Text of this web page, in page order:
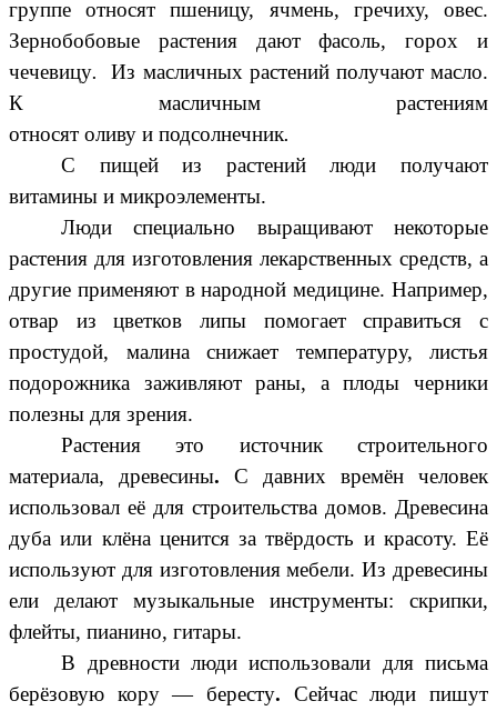
группе относят пшеницу, ячмень, гречиху, овес.
Зернобобовые растения дают фасоль, горох и
чечевицу. Из масличных растений получают масло.
К масличным растениям
относят оливу и подсолнечник.
С пищей из растений люди получают
витамины и микроэлементы.
Люди специально выращивают некоторые
растения для изготовления лекарственных средств, а
другие применяют в народной медицине. Например,
отвар из цветков липы помогает справиться с
простудой, малина снижает температуру, листья
подорожника заживляют раны, а плоды черники
полезны для зрения.
Растения это источник строительного
материала, древесины. С давних времён человек
использовал её для строительства домов. Древесина
дуба или клёна ценится за твёрдость и красоту. Её
используют для изготовления мебели. Из древесины
ели делают музыкальные инструменты: скрипки,
флейты, пианино, гитары.
В древности люди использовали для письма
берёзовую кору — бересту. Сейчас люди пишут